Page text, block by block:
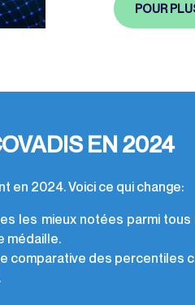
POUR
EN 2024
en 2024. Voici ce qui change:
les mieux notées parmi tous
médaille.
comparative des percentiles